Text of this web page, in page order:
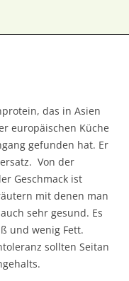
das in Asien
europäischen Küche
gefunden hat. Er
Von der
Geschmack ist
mit denen man
sehr gesund. Es
und wenig Fett.
sollten Seitan